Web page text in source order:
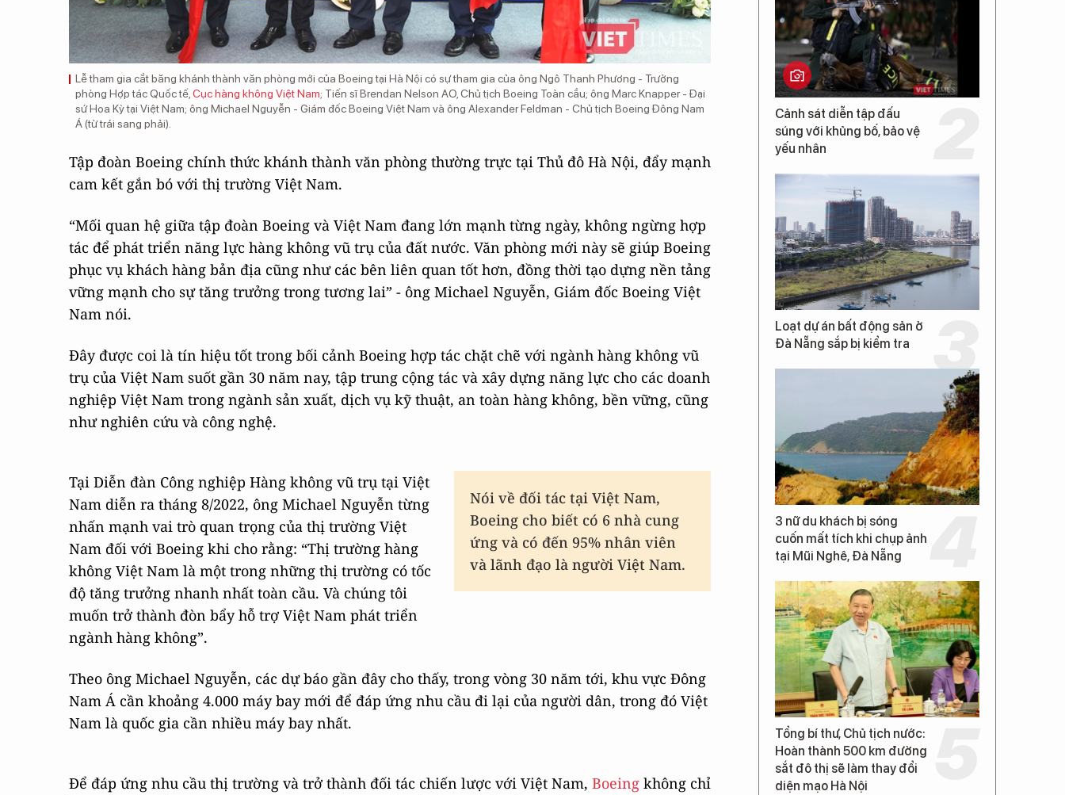
Lễ tham gia cắt băng khánh thành văn phòng mới của Boeing tại Hà Nội có sự tham gia của ông Ngô Thanh Phương - Trưởng
phòng Hợp tác Quốc tế, Cục hàng không Việt Nam; Tiến sĩ Brendan Nelson AO, Chủ tịch Boeing Toàn cầu; ông Marc Knapper - Đại
sứ Hoa Kỳ tại Việt Nam; ông Michael Nguyễn - Giám đốc Boeing Việt Nam và ông Alexander Feldman - Chủ tịch Boeing Đông Nam
Á (từ trái sang phải).
Tập đoàn Boeing chính thức khánh thành văn phòng thường trực tại Thủ đô Hà Nội, đẩy mạnh
cam kết gắn bó với thị trường Việt Nam.
“Mối quan hệ giữa tập đoàn Boeing và Việt Nam đang lớn mạnh từng ngày, không ngừng hợp
tác để phát triển năng lực hàng không vũ trụ của đất nước. Văn phòng mới này sẽ giúp Boeing
phục vụ khách hàng bản địa cũng như các bên liên quan tốt hơn, đồng thời tạo dựng nền tảng
vững mạnh cho sự tăng trưởng trong tương lai” - ông Michael Nguyễn, Giám đốc Boeing Việt
Nam nói.
Đây được coi là tín hiệu tốt trong bối cảnh Boeing hợp tác chặt chẽ với ngành hàng không vũ
trụ của Việt Nam suốt gần 30 năm nay, tập trung cộng tác và xây dựng năng lực cho các doanh
nghiệp Việt Nam trong ngành sản xuất, dịch vụ kỹ thuật, an toàn hàng không, bền vững, cũng
như nghiên cứu và công nghệ.
Nói về đối tác tại Việt Nam,
Boeing cho biết có 6 nhà cung
ứng và có đến 95% nhân viên
và lãnh đạo là người Việt Nam.
Tại Diễn đàn Công nghiệp Hàng không vũ trụ tại Việt
Nam diễn ra tháng 8/2022, ông Michael Nguyễn từng
nhấn mạnh vai trò quan trọng của thị trường Việt
Nam đối với Boeing khi cho rằng: “Thị trường hàng
không Việt Nam là một trong những thị trường có tốc
độ tăng trưởng nhanh nhất toàn cầu. Và chúng tôi
muốn trở thành đòn bẩy hỗ trợ Việt Nam phát triển
ngành hàng không”.
Theo ông Michael Nguyễn, các dự báo gần đây cho thấy, trong vòng 30 năm tới, khu vực Đông
Nam Á cần khoảng 4.000 máy bay mới để đáp ứng nhu cầu đi lại của người dân, trong đó Việt
Nam là quốc gia cần nhiều máy bay nhất.
Để đáp ứng nhu cầu thị trường và trở thành đối tác chiến lược với Việt Nam, Boeing không chỉ
Cảnh sát diễn tập đấu
súng với khủng bố, bảo vệ
yếu nhân
Loạt dự án bất động sản ở
Đà Nẵng sắp bị kiểm tra
3 nữ du khách bị sóng
cuốn mất tích khi chụp ảnh
tại Mũi Nghê, Đà Nẵng
Tổng bí thư, Chủ tịch nước:
Hoàn thành 500 km đường
sắt đô thị sẽ làm thay đổi
diện mạo Hà Nội